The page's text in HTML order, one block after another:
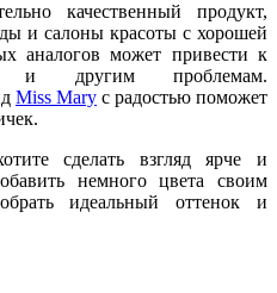
качественный продукт,
и салоны красоты с хорошей
аналогов может привести к
и другим проблемам.
Miss Mary с радостью поможет
сделать взгляд ярче и
немного цвета своим
идеальный оттенок и